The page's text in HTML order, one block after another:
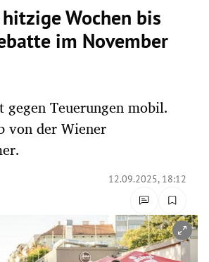
Wochen bis
im November
gegen Teuerungen mobil.
von der Wiener
12.09.2025, 18:12
schließen